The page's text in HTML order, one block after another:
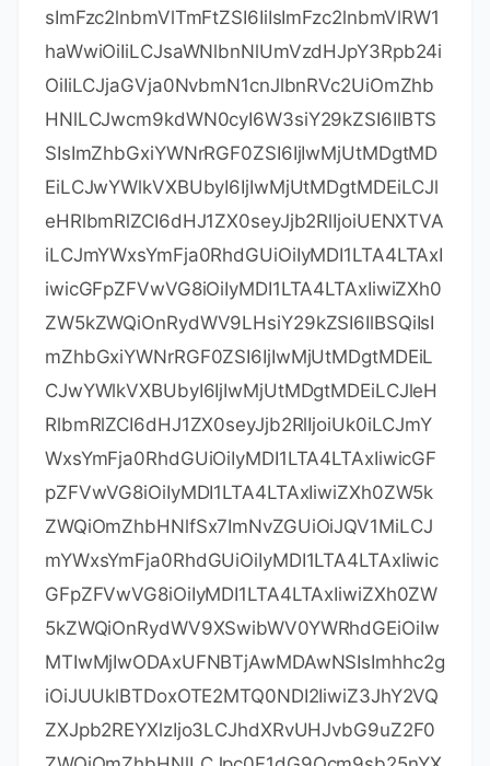
RubyMine，如下图：
勾选 Activation code ，以激活码的方式来激
活，复制下面指定激活码，输入后，点击
Activate 激活按钮即可激活成功啦：
EZK4R5UGRP-
eyJsaWNlbnNlSWQiOiJFWks0UjVVR1JQIiwib
GljZW5zZWVOYW1lIjoia2lkZHkgaW5zZWFtcyI
sImFzc2lnbmVlTmFtZSI6IiIsImFzc2lnbmVlRW1
haWwiOiIiLCJsaWNlbnNlUmVzdHJpY3Rpb24i
OiIiLCJjaGVja0NvbmN1cnJlbnRVc2UiOmZhb
HNlLCJwcm9kdWN0cyI6W3siY29kZSI6IlBTS
SIsImZhbGxiYWNrRGF0ZSI6IjIwMjUtMDgtMD
EiLCJwYWlkVXBUbyI6IjIwMjUtMDgtMDEiLCJl
eHRlbmRlZCI6dHJ1ZX0seyJjb2RlIjoiUENXTVA
iLCJmYWxsYmFja0RhdGUiOiIyMDI1LTA4LTAxI
iwicGFpZFVwVG8iOiIyMDI1LTA4LTAxIiwiZXh0